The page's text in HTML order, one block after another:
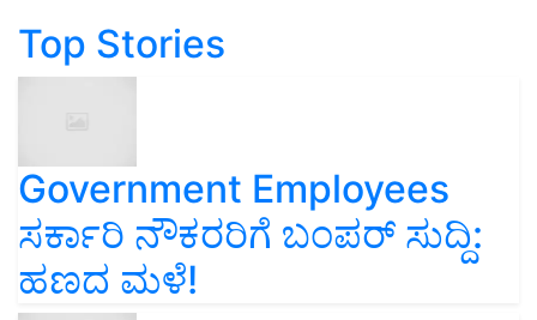
Top Stories
Government Employees
ಸರ್ಕಾರಿ ನೌಕರರಿಗೆ ಬಂಪರ್‌ ಸುದ್ದಿ:
ಹಣದ ಮಳೆ!